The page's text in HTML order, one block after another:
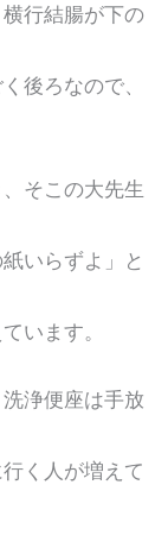
行結腸が下の
後ろなので、
そこの大先生
いらずよ」と
います。
浄便座は手放
く人が増えて